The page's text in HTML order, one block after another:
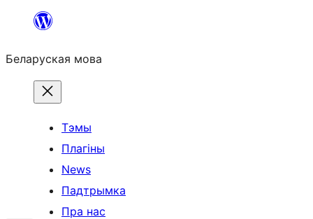
Перайсці
змесціва
Беларуская мова
Тэмы
Плагіны
News
Падтрымка
Пра нас